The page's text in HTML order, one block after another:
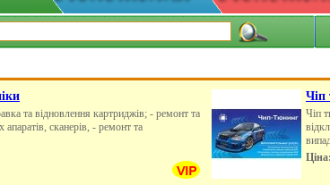
та відновлення картриджів; - ремонт та
сканерів, - ремонт та
Чіп
Чіп
Ціна: